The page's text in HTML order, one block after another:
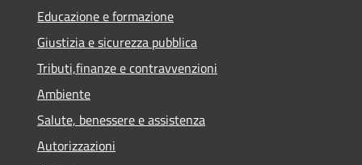
Educazione e formazione
Giustizia e sicurezza pubblica
Tributi,finanze e contravvenzioni
Ambiente
Salute, benessere e assistenza
Autorizzazioni